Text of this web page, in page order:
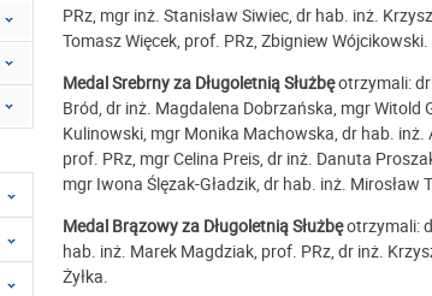
PRz, mgr inż. Stanisław Siwiec, dr hab. inż.
Tomasz Więcek, prof. PRz, Zbigniew Wójcikowski.
Medal Srebrny za Długoletnią Służbęotrzymali: dr
Bród, dr inż. Magdalena Dobrzańska, mgr Witold
Kulinowski, mgr Monika Machowska, dr hab. inż.
prof. PRz, mgr Celina Preis, dr inż. Danuta
mgr Iwona Ślęzak-Gładzik, dr hab. inż. Mirosław
Medal Brązowy za Długoletnią Służbęotrzymali:
hab. inż. Marek Magdziak, prof. PRz, dr inż.
Żyłka.